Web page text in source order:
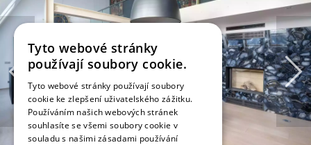
Tyto webové stránky
používají soubory cookie.
Tyto webové stránky používají soubory
cookie ke zlepšení uživatelského zážitku.
Používáním našich webových stránek
souhlasíte se všemi soubory cookie v
souladu s našimi zásadami používání